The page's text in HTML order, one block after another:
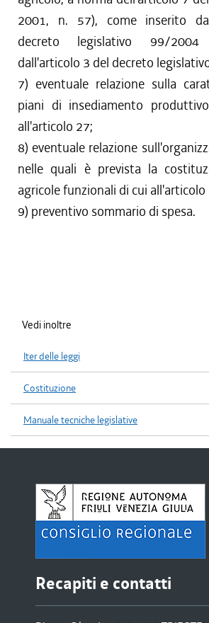
2001, n. 57), come inserito
decreto legislativo 99/
dall'articolo 3 del decreto
7) eventuale relazione sulla
piani di insediamento
all'articolo 27;
8) eventuale relazione
nelle quali è prevista la
agricole funzionali di cui all'articolo
9) preventivo sommario di spesa.
Vedi inoltre
Iter delle leggi
Costituzione
Manuale tecniche legislative
Recapiti e contatti